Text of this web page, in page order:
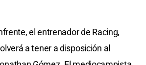
el entrenador de Racing,
a tener a disposición al